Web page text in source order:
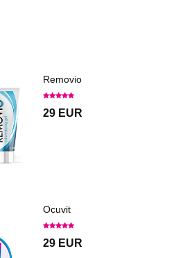
Removio
29 EUR
Ocuvit
29 EUR